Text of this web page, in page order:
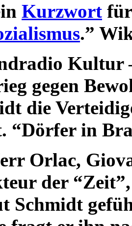
Kurzwort
.”
Kultur
gegen
die
“Dörfer in
Orlac,
der
Schmidt